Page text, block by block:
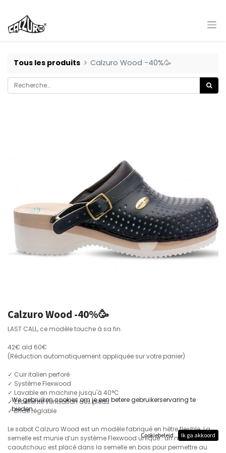
Tous les produits Calzuro Wood -40%🥳
Calzuro Wood -40%🥳
LAST CALL, ce modèle touche à sa fin.
42€ ald 60€
(Réduction automatiquement appliquée sur votre panier)
✓ Cuir italien perforé
✓ Système Flexwood
✓ Lavable en machine jusqu'à 40°C
✓ Excellente ventilation des pieds
✓ Bride réglable
Le sabot Calzuro Wood est un modèle fabriqué en hêtre flexible. La
semelle est munie d’un système Flexwood unique : un morceau de
caoutchouc est placé dans la semelle en bois pour permettre au
We gebruiken cookies om je een betere gebruikerservaring te
bieden.
Cookiebeleid Ik ga akkoord